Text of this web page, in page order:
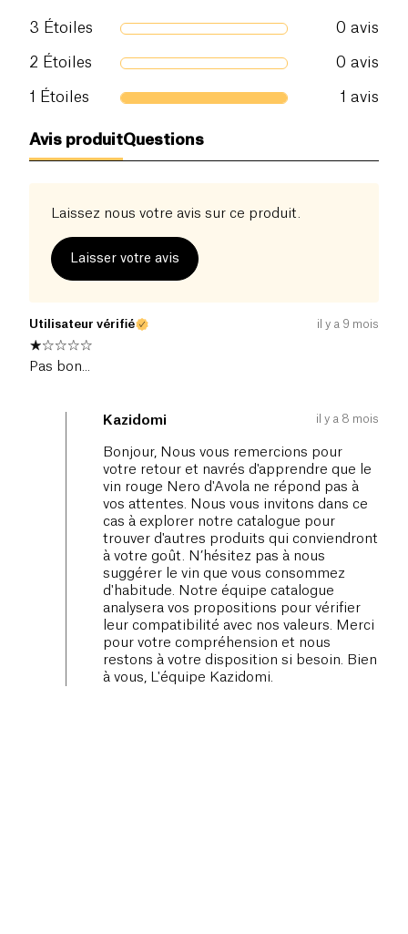
3 Étoiles 0 avis
2 Étoiles 0 avis
1 Étoiles 1 avis
Avis produitQuestions
Laissez nous votre avis sur ce produit.
Laisser votre avis
Utilisateur vérifié il y a 9 mois
Pas bon...
Kazidomi il y a 8 mois
Bonjour, Nous vous remercions pour
votre retour et navrés d'apprendre que le
vin rouge Nero d'Avola ne répond pas à
vos attentes. Nous vous invitons dans ce
cas à explorer notre catalogue pour
trouver d'autres produits qui conviendront
à votre goût. N’hésitez pas à nous
suggérer le vin que vous consommez
d'habitude. Notre équipe catalogue
analysera vos propositions pour vérifier
leur compatibilité avec nos valeurs. Merci
pour votre compréhension et nous
restons à votre disposition si besoin. Bien
à vous, L'équipe Kazidomi.